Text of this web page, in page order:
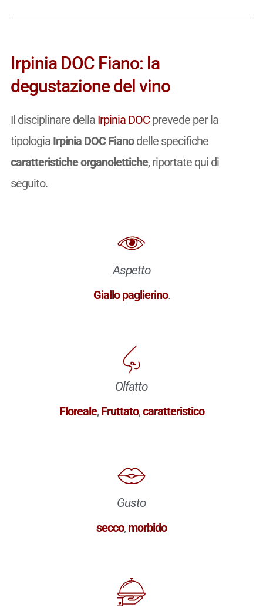
Irpinia DOC Fiano: la
degustazione del vino
Il disciplinare della Irpinia DOCprevede per la
tipologia Irpinia DOC Fianodelle specifiche
caratteristiche organolettiche, riportate qui di
seguito.
Aspetto
Giallo paglierino.
Olfatto
Floreale, Fruttato,caratteristico
Gusto
secco, morbido